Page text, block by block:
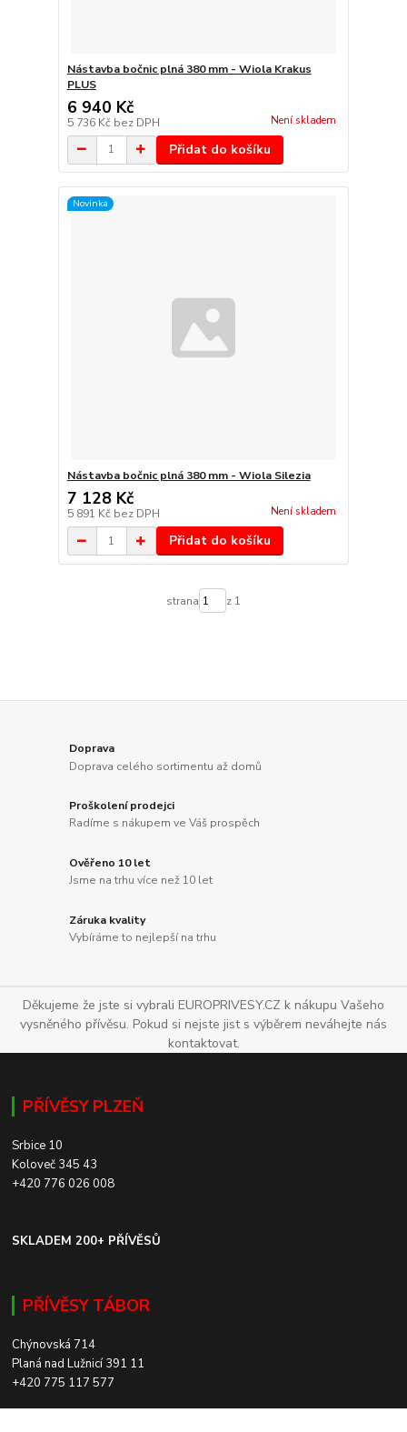
Nástavba bočnic plná 380 mm - Wiola Krakus
PLUS
6 940 Kč
5 736 Kč bez DPH Není skladem
Přidat do košíku
Novinka
Nástavba bočnic plná 380 mm - Wiola Silezia
7 128 Kč
5 891 Kč bez DPH Není skladem
Přidat do košíku
strana z 1
Doprava
Doprava celého sortimentu až domů
Proškolení prodejci
Radíme s nákupem ve Váš prospěch
Ověřeno 10 let
Jsme na trhu více než 10 let
Záruka kvality
Vybíráme to nejlepší na trhu
Děkujeme že jste si vybrali EUROPRIVESY.CZ k nákupu Vašeho
vysněného přívěsu. Pokud si nejste jist s výběrem neváhejte nás
kontaktovat.
PŘÍVĚSY PLZEŇ
Srbice 10
Koloveč 345 43
+420 776 026 008
SKLADEM 200+ PŘÍVĚSŮ
PŘÍVĚSY TÁBOR
Chýnovská 714
Planá nad Lužnicí 391 11
+420 775 117 577